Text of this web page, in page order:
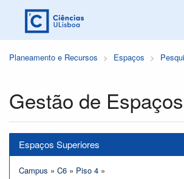
Planeamento e Recursos Espaços
Gestão de Espaços
Espaços Superiores
Campus » C6 » Piso 4 »